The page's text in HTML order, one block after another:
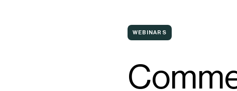
WEBINARS